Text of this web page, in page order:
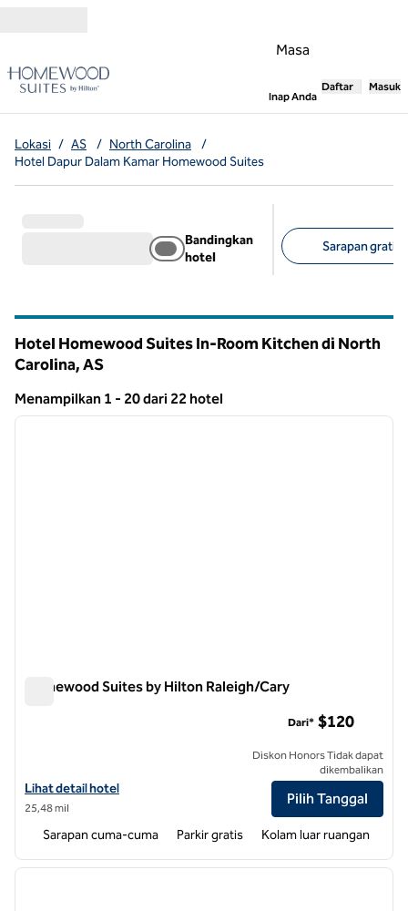
Masa
Inap Anda,Membuka
Daftar Masuk
Lokasi / AS / North Carolina
/
Hotel Dapur Dalam Kamar Homewood Suites
Bandingkan
hotel
Sarapan gratis
Hotel Homewood Suites In-Room Kitchen di North
Carolina, AS
Menampilkan 1 - 20 dari 22 hotel
Menampilkan 22 hotel
1 dari 12
Homewood Suites by Hilton Raleigh/Cary
Lihat detail hotel untuk Homewood Suites by Hilton Raleigh/Cary
Lihat detail hotel
25,48 mil
Dari* $120
Diskon Honors Tidak dapat
dikembalikan
Pilih Tanggal
Sarapan cuma-cuma Parkir gratis Kolam luar ruangan
1 dari 12